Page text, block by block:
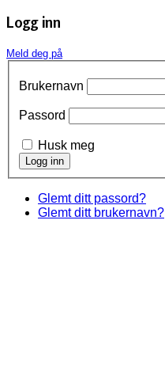
Logg inn
Meld deg på
Brukernavn
Passord
Husk meg
Glemt ditt passord?
Glemt ditt brukernavn?